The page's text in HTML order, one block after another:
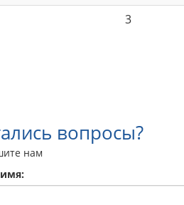
3
вопросы?
нам